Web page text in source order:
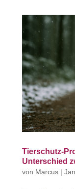
Tierschutz-
Unterschied
von Marcus|